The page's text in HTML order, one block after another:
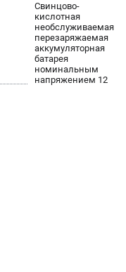
Свинцово-
кислотная
необслуживаемая
перезаряжаемая
аккумуляторная
батарея
номинальным
напряжением 12